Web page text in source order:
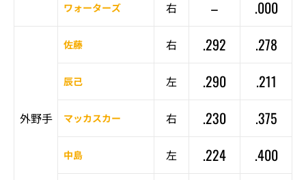
ワォーターズ 右 – .000
外野手
佐藤 右 .292 .278
辰己 左 .290 .211
マッカスカー 右 .230 .375
中島 左 .224 .400